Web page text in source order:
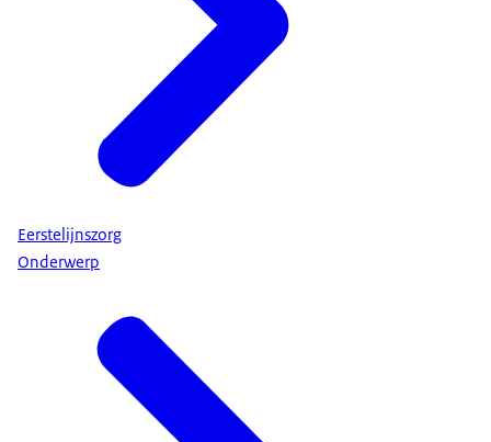
Eerstelijnszorg
Onderwerp